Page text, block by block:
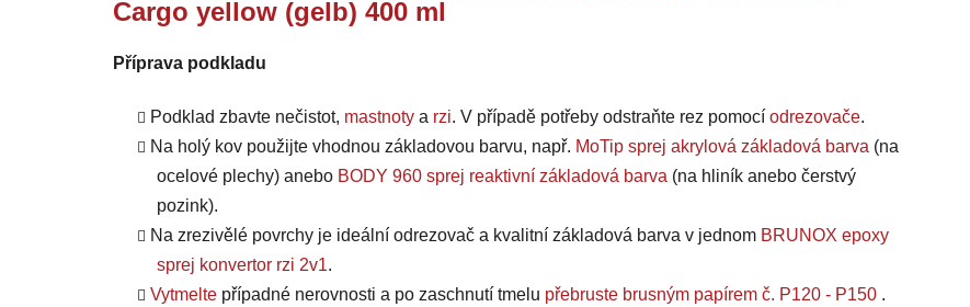
Cargo yellow (gelb) 400 ml
Příprava podkladu
Podklad zbavte nečistot, mastnoty a rzi. V případě potřeby odstraňte rez pomocí odrezovače.
Na holý kov použijte vhodnou základovou barvu, např. MoTip sprej akrylová základová barva (na
ocelové plechy) anebo BODY 960 sprej reaktivní základová barva (na hliník anebo čerstvý
pozink).
Na zrezivělé povrchy je ideální odrezovač a kvalitní základová barva v jednom BRUNOX epoxy
sprej konvertor rzi 2v1.
Vytmelte případné nerovnosti a po zaschnutí tmelu přebruste brusným papírem č. P120 - P150 .